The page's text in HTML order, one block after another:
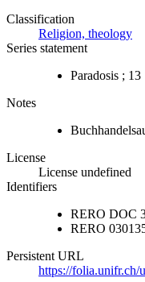
Classification
Religion, theology
Series statement
Paradosis ; 13
Notes
License
License undefined
Identifiers
RERO DOC
RERO
Persistent URL
https://folia.unifr.ch/